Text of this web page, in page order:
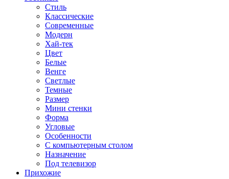
Стиль
Классические
Современные
Модерн
Хай-тек
Цвет
Белые
Венге
Светлые
Темные
Размер
Мини стенки
Форма
Угловые
Особенности
С компьютерным столом
Назначение
Под телевизор
Прихожие